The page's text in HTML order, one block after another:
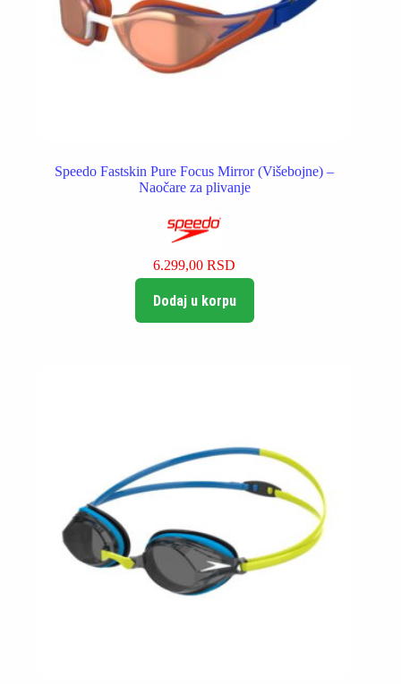
Speedo Fastskin Pure Focus Mirror (Višebojne) –
Naočare za plivanje
6.299,00RSD
Dodaj u korpu